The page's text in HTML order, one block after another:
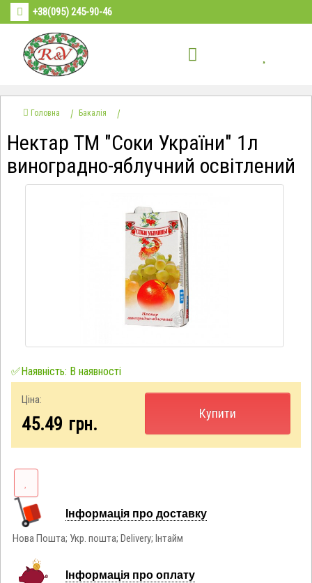
+38(095) 245-90-46
Головна Бакалія
Нектар ТМ "Соки України" 1л
виноградно-яблучний освітлений
✅Наявність: В наявності
Ціна:
45.49 грн.
Купити
Інформація про доставку
Нова Пошта; Укр. пошта; Delivery; Інтайм
Інформація про оплату